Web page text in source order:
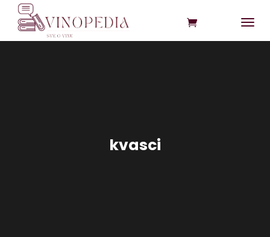
kvasci